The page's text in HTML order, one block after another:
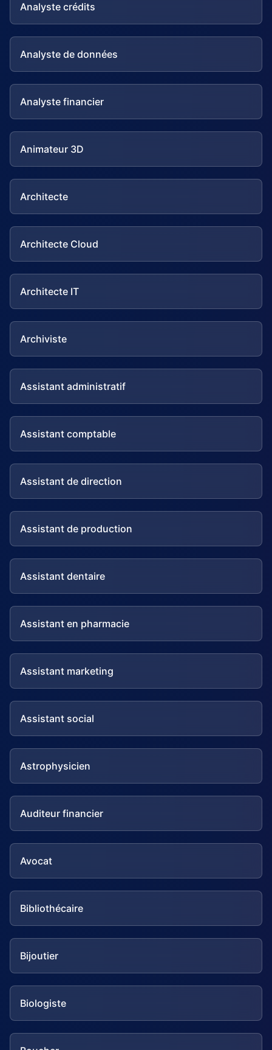
Analyste crédits
Analyste de données
Analyste financier
Animateur 3D
Architecte
Architecte Cloud
Architecte IT
Archiviste
Assistant administratif
Assistant comptable
Assistant de direction
Assistant de production
Assistant dentaire
Assistant en pharmacie
Assistant marketing
Assistant social
Astrophysicien
Auditeur financier
Avocat
Bibliothécaire
Bijoutier
Biologiste